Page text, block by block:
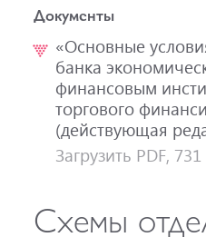
Документы
«Основные
банка
финансовым
торгового
(действующая
Загрузить PDF,
Схемы